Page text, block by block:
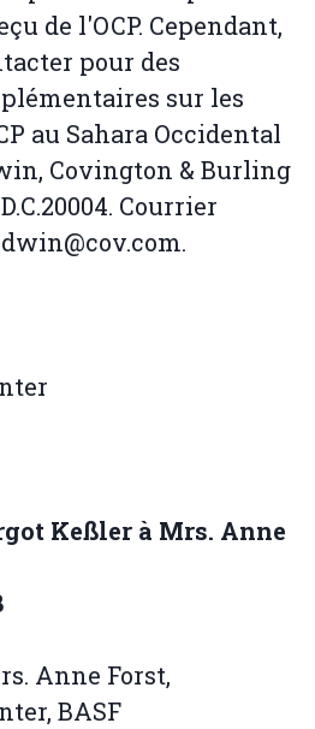
de l'OCP. Cependant,
pour des
sur les
au Sahara Occidental
Covington & Burling
Courrier
Keßler à Mrs. Anne
Anne Forst,
BASF